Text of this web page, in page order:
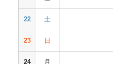
22 土
23 日
24 月